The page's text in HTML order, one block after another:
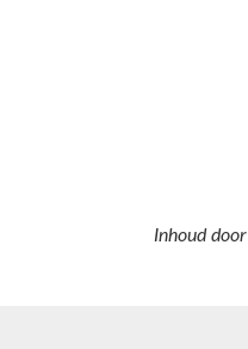
Inhoud door